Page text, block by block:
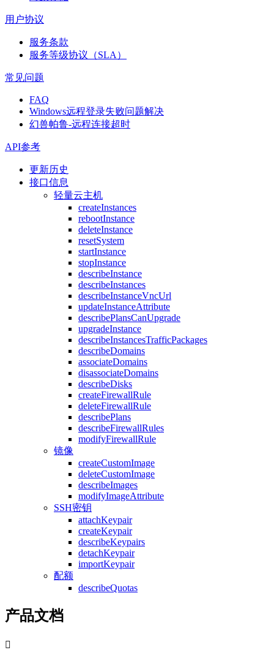
用户协议
服务条款
服务等级协议（SLA）
常见问题
FAQ
Windows远程登录失败问题解决
幻兽帕鲁-远程连接超时
API参考
更新历史
接口信息
轻量云主机
createInstances
rebootInstance
deleteInstance
resetSystem
startInstance
stopInstance
describeInstance
describeInstances
describeInstanceVncUrl
updateInstanceAttribute
describePlansCanUpgrade
upgradeInstance
describeInstancesTrafficPackages
describeDomains
associateDomains
disassociateDomains
describeDisks
createFirewallRule
deleteFirewallRule
describePlans
describeFirewallRules
modifyFirewallRule
镜像
createCustomImage
deleteCustomImage
describeImages
modifyImageAttribute
SSH密钥
attachKeypair
createKeypair
describeKeypairs
detachKeypair
importKeypair
配额
describeQuotas
产品文档
